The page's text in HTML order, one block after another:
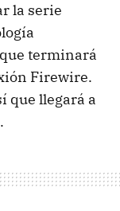
la serie
terminará
Firewire.
que llegará a